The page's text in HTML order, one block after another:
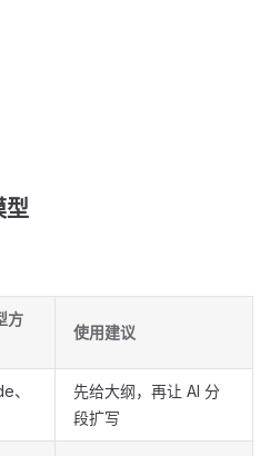
型
方
使用建议
、
先给大纲，再让 AI 分
段扩写